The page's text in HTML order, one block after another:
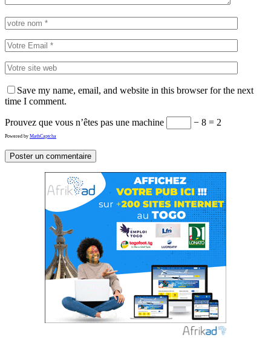
Save my name, email, and website in this browser for the next
time I comment.
Prouvez que vous n’êtes pas une machine − 8 = 2
Powered by MathCaptcha